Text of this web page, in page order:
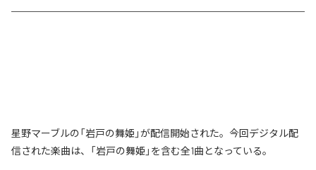
星野マーブルの「岩戸の舞姫」が配信開始された。今回デジタル配
信された楽曲は、「岩戸の舞姫」を含む全1曲となっている。